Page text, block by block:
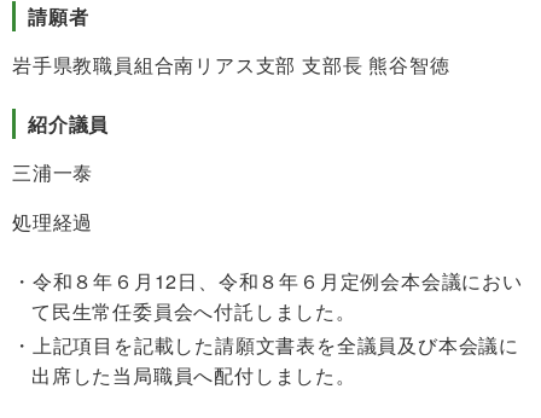
請願者
岩手県教職員組合南リアス支部 支部長 熊谷智徳
紹介議員
三浦一泰
処理経過
令和８年６月12日、令和８年６月定例会本会議におい
て民生常任委員会へ付託しました。
上記項目を記載した請願文書表を全議員及び本会議に
出席した当局職員へ配付しました。